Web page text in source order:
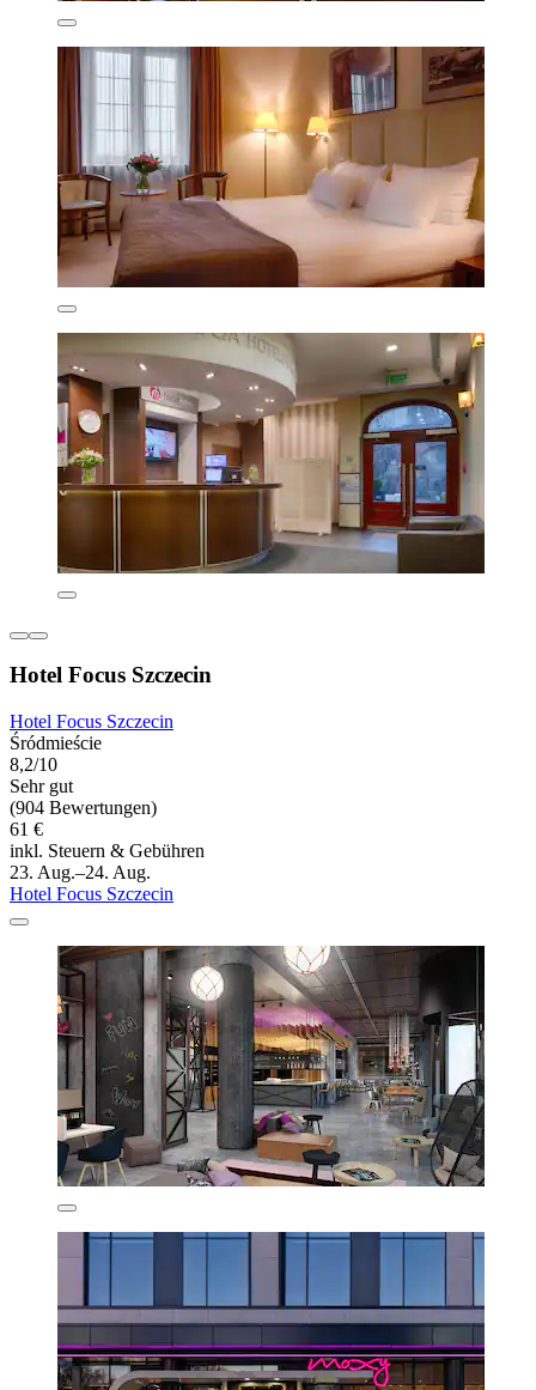
Hotel Focus Szczecin
Hotel Focus Szczecin
Śródmieście
8,2/10
Sehr gut
(904 Bewertungen)
61 €
inkl. Steuern & Gebühren
23. Aug.–24. Aug.
Hotel Focus Szczecin